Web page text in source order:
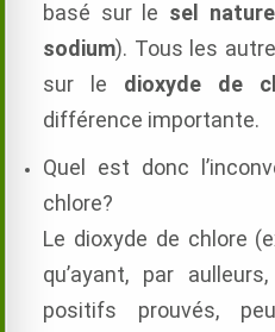
basé sur le sel naturel
sodium). Tous les
sur le dioxyde de
différence importante.
Quel est donc
chlore?
Le dioxyde de chlore
qu’ayant, par
positifs prouvés,